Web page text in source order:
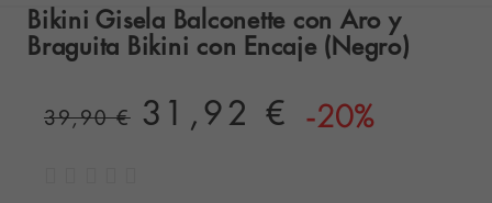
Bikini Gisela Balconette con Aro y
Braguita Bikini con Encaje (Negro)
39,90 € 31,92 € -20%